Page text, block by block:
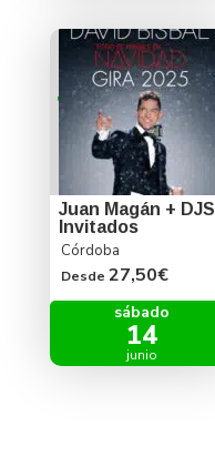
Juan Magán + DJS
Invitados
Córdoba
Desde 27,50€
sábado
14
junio